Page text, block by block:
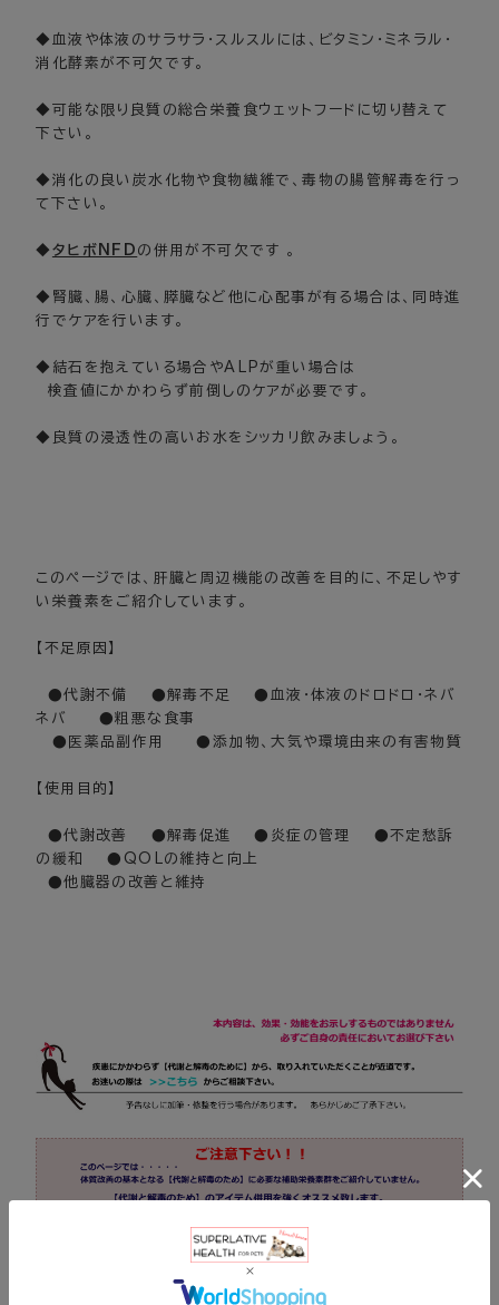
◆血液や体液のサラサラ・スルスルには、ビタミン・ミネラル・
消化酵素が不可欠です。
◆可能な限り良質の総合栄養食ウェットフードに切り替えて
下さい。
◆消化の良い炭水化物や食物繊維で、毒物の腸管解毒を行っ
て下さい。
◆ タヒボNFD の併用が不可欠です 。
◆腎臓、腸、心臓、膵臓など他に心配事が有る場合は、同時進
行でケアを行います。
◆結石を抱えている場合やALPが重い場合は
検査値にかかわらず前倒しのケアが必要です。
◆良質の浸透性の高いお水をシッカリ飲みましょう。
このページでは、肝臓と周辺機能の改善を目的に、不足しやす
い栄養素をご紹介しています。
【不足原因】
●代謝不備 ●解毒不足 ●血液･体液のドロドロ・ネバ
ネバ ●粗悪な食事
●医薬品副作用 ●添加物、大気や環境由来の有害物質
【使用目的】
●代謝改善 ●解毒促進 ●炎症の管理 ●不定愁訴
の緩和 ●QOLの維持と向上
●他臓器の改善と維持
このページでは、ご希望商品をワンクリックでまとめてカートに入れること